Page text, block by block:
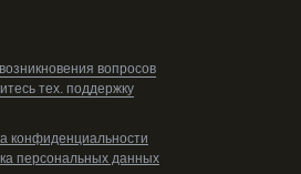
конфиденциальности
персональных данных
вопросов
тех. поддержку